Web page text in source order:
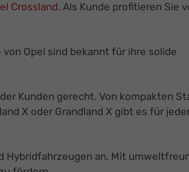
Crossland. Als Kunde profitieren Sie
Opel sind bekannt für ihre solide
Kunden gerecht. Von kompakten
X oder Grandland X gibt es für
Hybridfahrzeugen an. Mit